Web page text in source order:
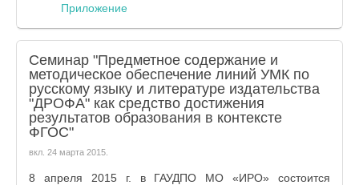
Приложение
Семинар "Предметное содержание и
методическое обеспечение линий УМК по
русскому языку и литературе издательства
"ДРОФА" как средство достижения
результатов образования в контексте
ФГОС"
вкл. 24 марта 2015
8 апреля 2015 г. в ГАУДПО МО «ИРО» состоится